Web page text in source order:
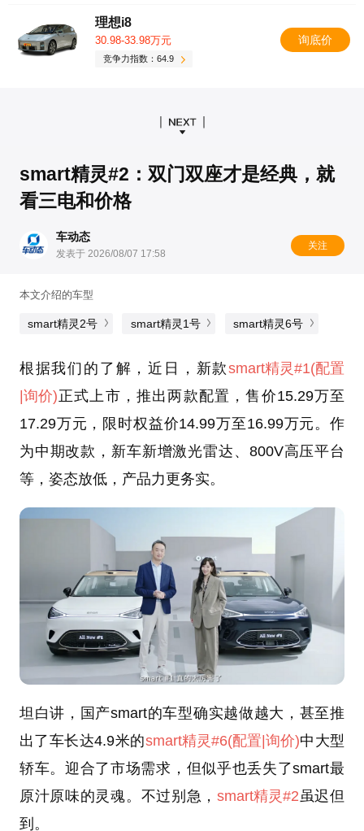
理想i8
30.98-33.98万元
竞争力指数：64.9
询底价
smart精灵#2：双门双座才是经典，就
看三电和价格
车动态
发表于 2026/08/07 17:58
关注
本文介绍的车型
smart精灵2号 smart精灵1号 smart精灵6号
根据我们的了解，近日，新款smart精灵#1(配置
|询价)正式上市，推出两款配置，售价15.29万至
17.29万元，限时权益价14.99万至16.99万元。作
为中期改款，新车新增激光雷达、800V高压平台
等，姿态放低，产品力更务实。
坦白讲，国产smart的车型确实越做越大，甚至推
出了车长达4.9米的smart精灵#6(配置|询价)中大型
轿车。迎合了市场需求，但似乎也丢失了smart最
原汁原味的灵魂。不过别急，smart精灵#2 虽迟但
到。